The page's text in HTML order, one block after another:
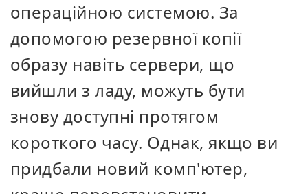
операційною системою. За
допомогою резервної копії
образу навіть сервери, що
вийшли з ладу, можуть бути
знову доступні протягом
короткого часу. Однак, якщо ви
придбали новий комп'ютер,